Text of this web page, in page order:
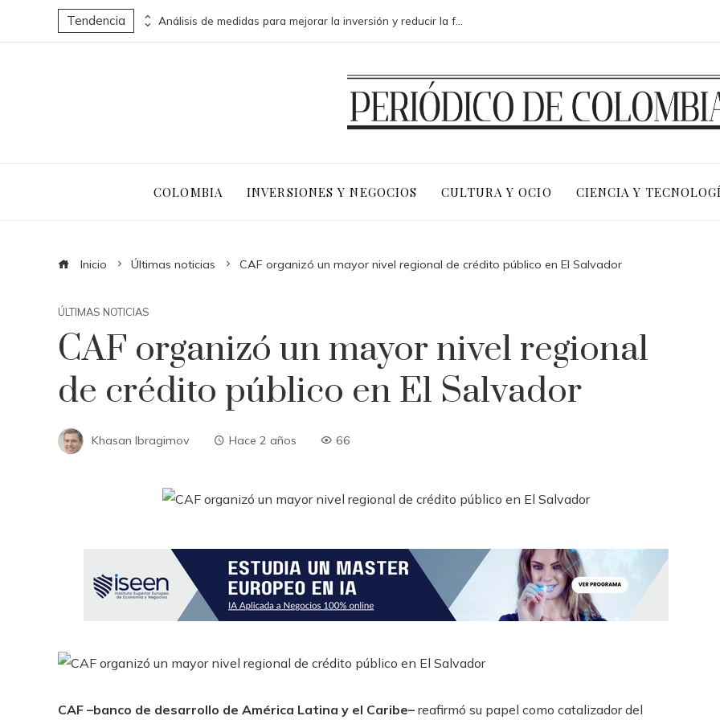
Tendencia Las 15 misiones espaciales que abrieron nuevas fronteras en la exploración del cosmos Análisis de medidas para mejorar la inversión y reducir la fragmentación económica en Bosnia y Herzegovina
COLOMBIA INVERSIONES Y NEGOCIOS CULTURA Y OCIO CIENCIA Y
Inicio Últimas noticias CAF organizó un mayor nivel regional de crédito público en El Salvador
ÚLTIMAS NOTICIAS
CAF organizó un mayor nivel regional
de crédito público en El Salvador
Khasan Ibragimov Hace 2 años 66
CAF –banco de desarrollo de América Latina y el Caribe– reafirmó su papel como catalizador del